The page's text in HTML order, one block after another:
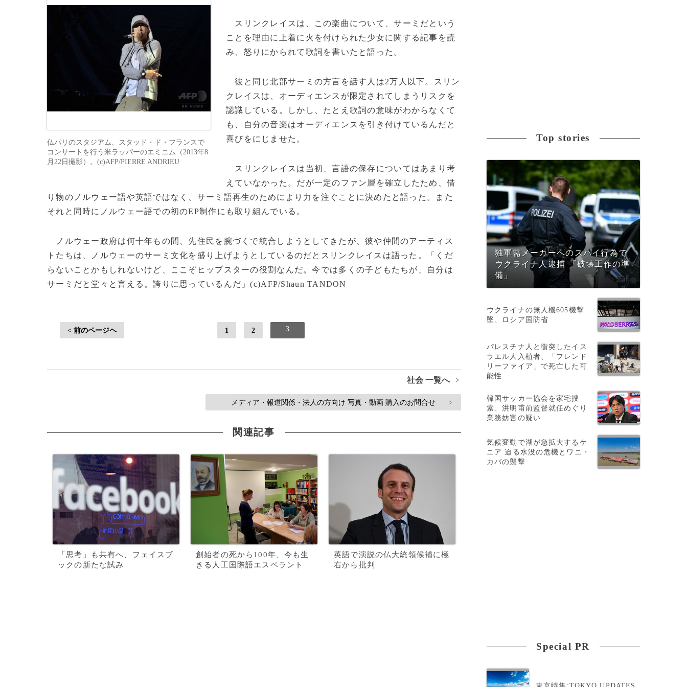
仏パリのスタジアム、スタッド・ド・フランスで
コンサートを行う米ラッパーのエミニム（2013年8
月22日撮影）。(c)AFP/PIERRE ANDRIEU
スリンクレイスは、この楽曲について、サーミだという
ことを理由に上着に火を付けられた少女に関する記事を読
み、怒りにかられて歌詞を書いたと語った。
彼と同じ北部サーミの方言を話す人は2万人以下。スリン
クレイスは、オーディエンスが限定されてしまうリスクを
認識している。しかし、たとえ歌詞の意味がわからなくて
も、自分の音楽はオーディエンスを引き付けているんだと
喜びをにじませた。
スリンクレイスは当初、言語の保存についてはあまり考
えていなかった。だが一定のファン層を確立したため、借
り物のノルウェー語や英語ではなく、サーミ語再生のためにより力を注ぐことに決めたと語った。また
それと同時にノルウェー語での初のEP制作にも取り組んでいる。
ノルウェー政府は何十年もの間、先住民を腕づくで統合しようとしてきたが、彼や仲間のアーティス
トたちは、ノルウェーのサーミ文化を盛り上げようとしているのだとスリンクレイスは語った。「くだ
らないことかもしれないけど、ここぞヒップスターの役割なんだ。今では多くの子どもたちが、自分は
サーミだと堂々と言える。誇りに思っているんだ」(c)AFP/Shaun TANDON
< 前のページヘ 1 2 3
社会 一覧へ >
メディア・報道関係・法人の方向け 写真・動画 購入のお問合せ >
関連記事
「思考」も共有へ、フェイスブ
ックの新たな試み
創始者の死から100年、今も生
きる人工国際語エスペラント
英語で演説の仏大統領候補に極
右から批判
Top stories
独軍需メーカーへのスパイ行為で
ウクライナ人逮捕 「破壊工作の準
備」
ウクライナの無人機605機撃
墜、ロシア国防省
パレスチナ人と衝突したイス
ラエル人入植者、「フレンド
リーファイア」で死亡した可
能性
韓国サッカー協会を家宅捜
索、洪明甫前監督就任めぐり
業務妨害の疑い
気候変動で湖が急拡大するケ
ニア 迫る水没の危機とワニ・
カバの襲撃
Special PR
東京特集:TOKYO UPDATES